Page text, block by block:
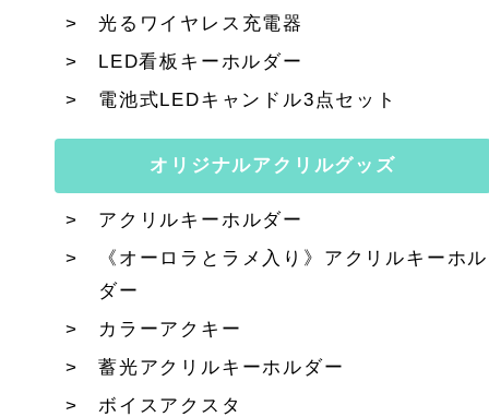
光るワイヤレス充電器
LED看板キーホルダー
電池式LEDキャンドル3点セット
オリジナルアクリルグッズ
アクリルキーホルダー
《オーロラとラメ入り》アクリルキーホル
ダー
カラーアクキー
蓄光アクリルキーホルダー
ボイスアクスタ